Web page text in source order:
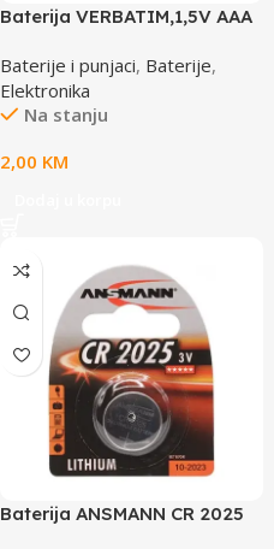
Baterija VERBATIM,1,5V AAA
Baterije i punjaci, Baterije,
Elektronika
Na stanju
2,00 KM
Baterija ANSMANN CR 2025